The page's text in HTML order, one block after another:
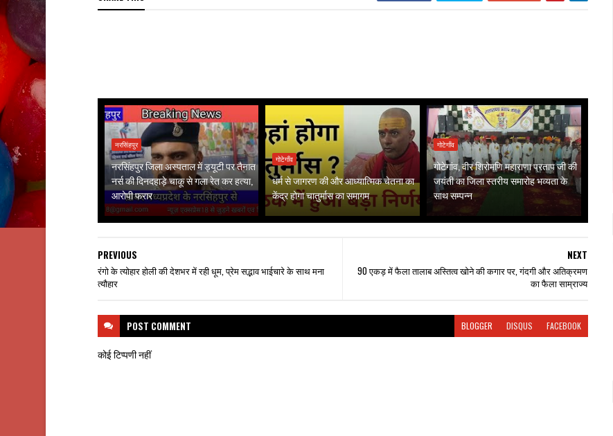
नरसिंहपुर
नरसिंहपुर जिला अस्पताल में ड्यूटी पर तैनात
नर्स की दिनदहाड़े चाकू से गला रेत कर हत्या,
आरोपी फरार
गोटेगाँव
धर्म से जागरण की और आध्यात्मिक चेतना का
केंद्र होगा चातुर्मास का समागम
गोटेगाँव
गोटेगांव, वीर शिरोमणि महाराणा प्रताप जी की
जयंती का जिला स्तरीय समारोह भव्यता के
साथ सम्पन्न
NEXT
90 एकड़ में फैला तालाब अस्तित्व खोने की कगार पर, गंदगी और अतिक्रमण
का फैला साम्राज्य
PREVIOUS
रंगो के त्योहार होली की देशभर में रही धूम, प्रेम सद्भाव भाईचारे के साथ मना
त्यौहार
POST COMMENT BLOGGER DISQUS FACEBOOK
कोई टिप्पणी नहीं